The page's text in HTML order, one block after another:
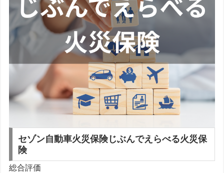
セゾン自動車火災保険じぶんでえらべる火災保
険
総合評価